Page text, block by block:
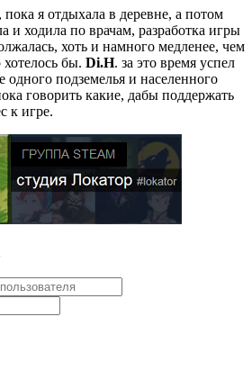
пока я отдыхала в деревне, а потом
и ходила по врачам, разработка игры
хоть и намного медленее, чем
хотелось бы. Di.H. за это время успел
одного подземелья и населенного
говорить какие, дабы поддержать
к игре.